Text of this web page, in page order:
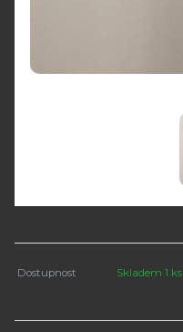
Dostupnost Skladem 1 ks